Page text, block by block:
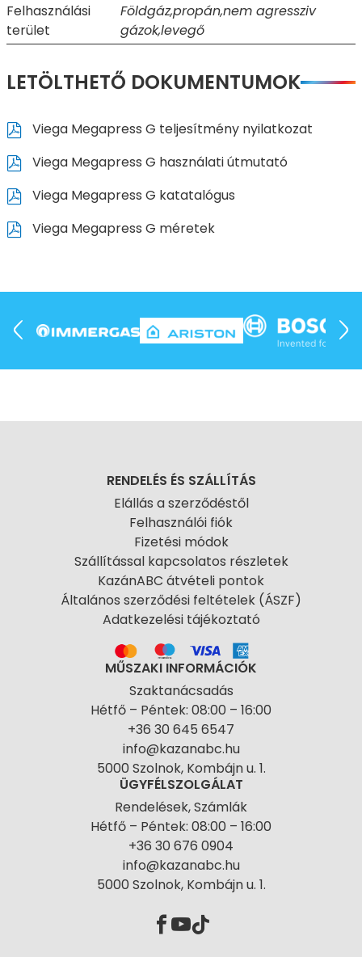
Felhasználási
terület
Földgáz,propán,nem agressziv
gázok,levegő
LETÖLTHETŐ DOKUMENTUMOK
Viega Megapress G teljesítmény nyilatkozat
Viega Megapress G használati útmutató
Viega Megapress G katatalógus
Viega Megapress G méretek
RENDELÉS ÉS SZÁLLÍTÁS
Elállás a szerződéstől
Felhasználói fiók
Fizetési módok
Szállítással kapcsolatos részletek
KazánABC átvételi pontok
Általános szerződési feltételek (ÁSZF)
Adatkezelési tájékoztató
MŰSZAKI INFORMÁCIÓK
Szaktanácsadás
Hétfő – Péntek: 08:00 – 16:00
+36 30 645 6547
info@kazanabc.hu
5000 Szolnok, Kombájn u. 1.
ÜGYFÉLSZOLGÁLAT
Rendelések, Számlák
Hétfő – Péntek: 08:00 – 16:00
+36 30 676 0904
info@kazanabc.hu
5000 Szolnok, Kombájn u. 1.